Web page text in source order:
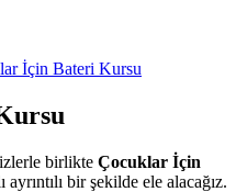
birlikte Çocuklar İçin
ayrıntılı bir şekilde ele alacağız.